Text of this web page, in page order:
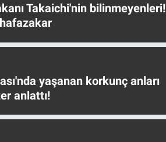
Takaichi'nin bilinmeyenleri!
yaşanan korkunç anları
anlattı!